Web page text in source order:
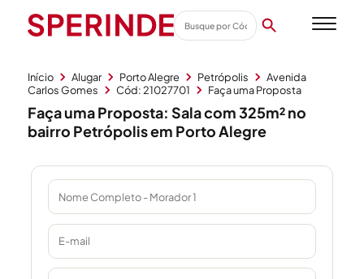
Início Alugar Porto Alegre Petrópolis
Avenida
Carlos Gomes
Cód: 21027701 Faça uma Proposta
Faça uma Proposta: Sala com 325m² no
bairro Petrópolis em Porto Alegre